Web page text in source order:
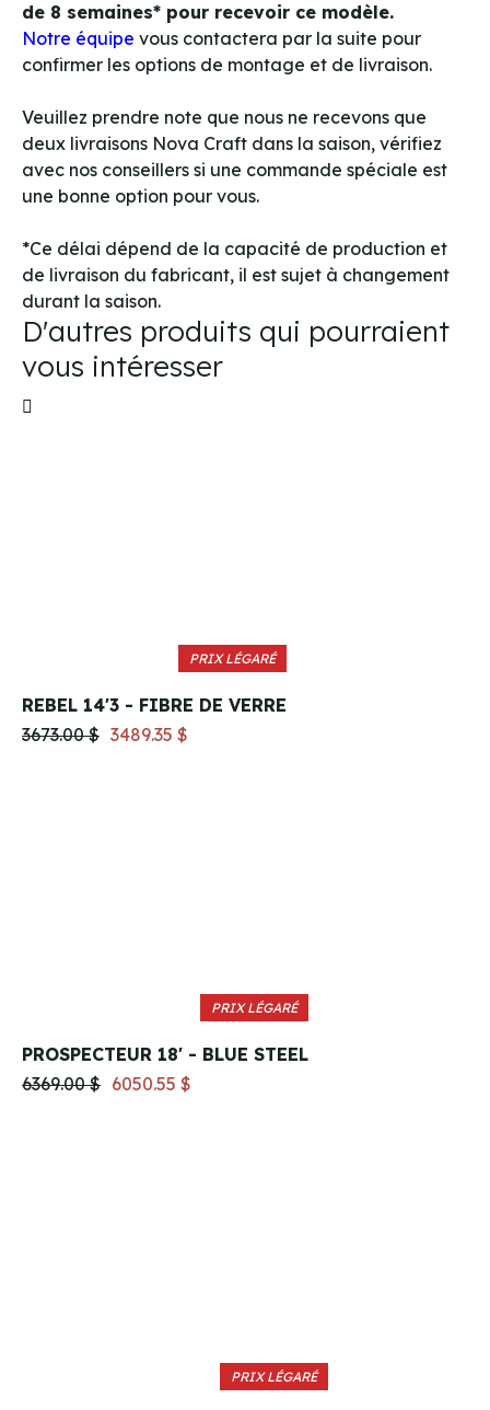
de 8 semaines* pour recevoir ce modèle.
Notre équipe vous contactera par la suite pour
confirmer les options de montage et de livraison.
Veuillez prendre note que nous ne recevons que
deux livraisons Nova Craft dans la saison, vérifiez
avec nos conseillers si une commande spéciale est
une bonne option pour vous.
*Ce délai dépend de la capacité de production et
de livraison du fabricant, il est sujet à changement
durant la saison.
D'autres produits qui pourraient
vous intéresser
PRIX LÉGARÉ
REBEL 14'3 - FIBRE DE VERRE
3673.00 $ 3489.35 $
PRIX LÉGARÉ
PROSPECTEUR 18' - BLUE STEEL
6369.00 $ 6050.55 $
PRIX LÉGARÉ